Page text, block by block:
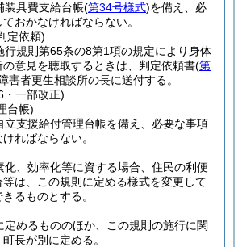
装具費支給台帳(第34号様式)を備え、必
おかなければならない。
定依頼)
行規則第65条の8第1項の規定により身体
意見を聴取するときは、判定依頼書(第
害者更生相談所の長に送付する。
・一部改正)
台帳)
立支援給付管理台帳を備え、必要な事項
ればならない。
化、効率化等に資する場合、住民の利便
は、この規則に定める様式を変更して
るものとする。
定めるもののほか、この規則の施行に関
長が別に定める。